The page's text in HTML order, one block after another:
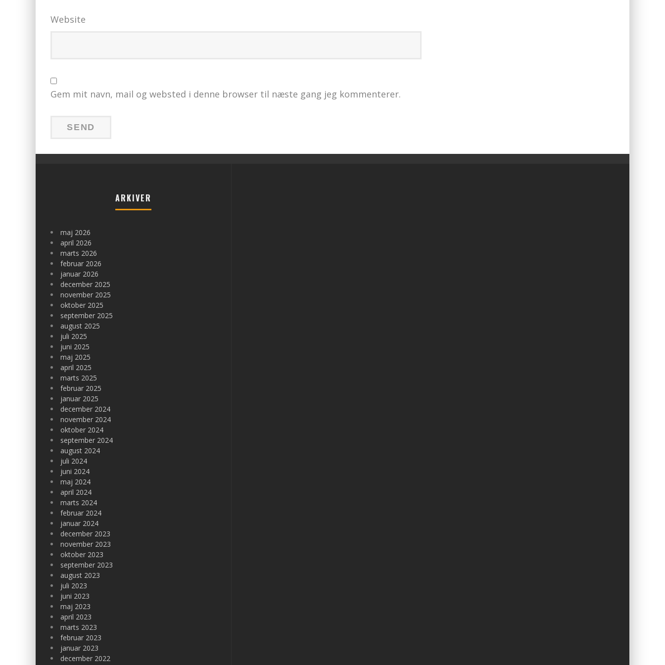
Website
Gem mit navn, mail og websted i denne browser til næste gang jeg kommenterer.
ARKIVER
maj 2026
april 2026
marts 2026
februar 2026
januar 2026
december 2025
november 2025
oktober 2025
september 2025
august 2025
juli 2025
juni 2025
maj 2025
april 2025
marts 2025
februar 2025
januar 2025
december 2024
november 2024
oktober 2024
september 2024
august 2024
juli 2024
juni 2024
maj 2024
april 2024
marts 2024
februar 2024
januar 2024
december 2023
november 2023
oktober 2023
september 2023
august 2023
juli 2023
juni 2023
maj 2023
april 2023
marts 2023
februar 2023
januar 2023
december 2022